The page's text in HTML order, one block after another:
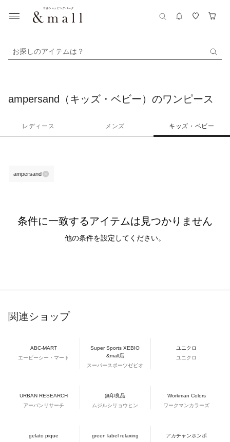
お探しのアイテムは？
ampersand（キッズ・ベビー）のワンピース
レディース メンズ キッズ・ベビー
ampersand
条件に一致するアイテムは見つかりません
他の条件を設定してください。
関連ショップ
ABC-MART
エービーシー・マート
Super Sports XEBIO
&mall店
スーパースポーツゼビオ
ユニクロ
ユニクロ
URBAN RESEARCH
アーバンリサーチ
無印良品
ムジルシリョウヒン
Workman Colors
ワークマンカラーズ
gelato pique
green label relaxing
アカチャンホンポ